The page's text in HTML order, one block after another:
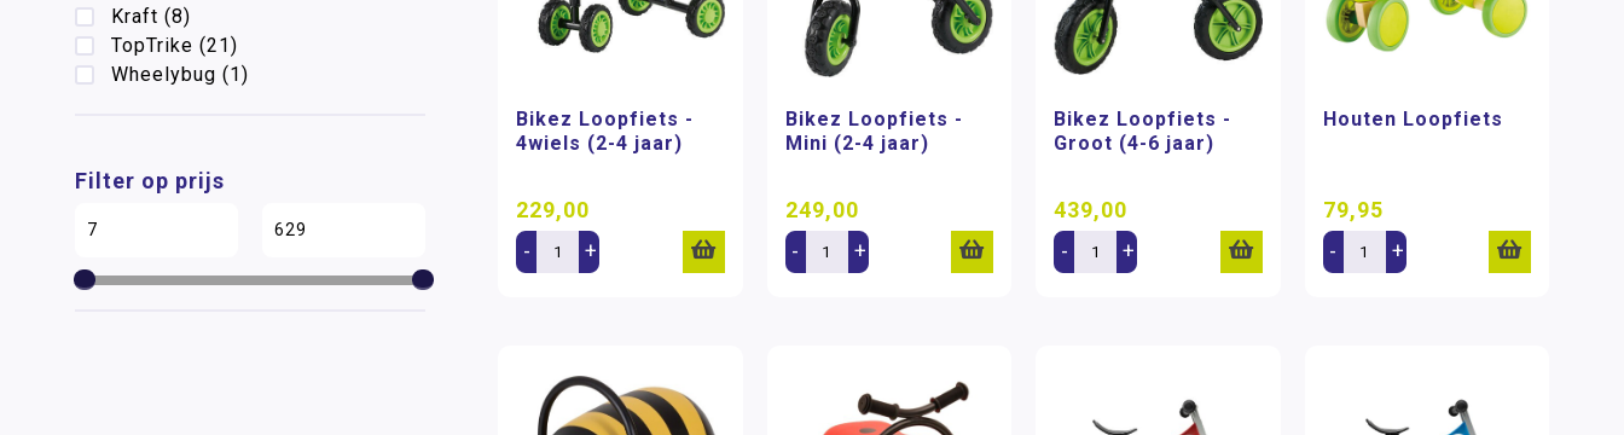
Kraft (8)
TopTrike (21)
Wheelybug (1)
Filter op prijs
Bikez Loopfiets -
4wiels (2-4 jaar)
229,00
- +
Bikez Loopfiets -
Mini (2-4 jaar)
249,00
- +
Bikez Loopfiets -
Groot (4-6 jaar)
439,00
- +
Houten Loopfiets
79,95
- +